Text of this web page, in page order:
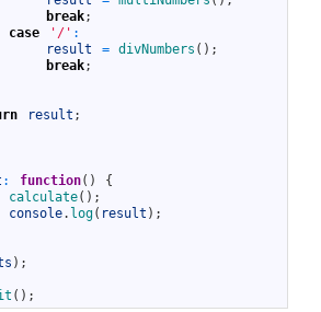
break;
case
'/' :
result
= divNumbers ( ) ;
break;
result ;
: function( )
{
calculate( ) ;
console. log( result ) ;
) ;
( ) ;